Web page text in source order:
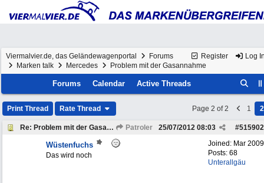
Register Log
Viermalvier.de, das Geländewagenportal
Forums
Marken talk
Mercedes Problem mit der Gasannahme
Forums Calendar Active Threads
Print Thread Rate Thread Page 2 of 2 1 2
Re: Problem mit der Gasannahme Patroler #515902
25/07/2012 08:03
Joined: Mar 2009
Posts: 68
Unterallgäu
Wüstenfuchs
Das wird noch